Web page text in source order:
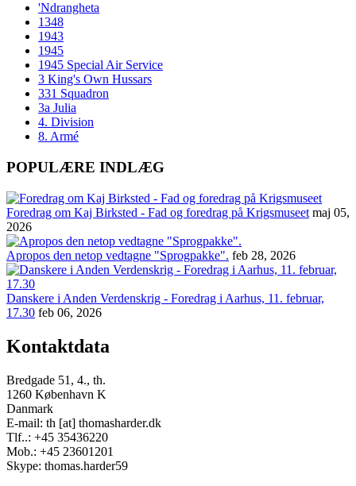
'Ndrangheta
1348
1943
1945
1945 Special Air Service
3 King's Own Hussars
331 Squadron
3a Julia
4. Division
8. Armé
POPULÆRE INDLÆG
Foredrag om Kaj Birksted - Fad og foredrag på Krigsmuseet maj 05,
2026
Apropos den netop vedtagne "Sprogpakke". feb 28, 2026
Danskere i Anden Verdenskrig - Foredrag i Aarhus, 11. februar,
17.30 feb 06, 2026
Kontaktdata
Bredgade 51, 4., th.
1260 København K
Danmark
E-mail: th [at] thomasharder.dk
Tlf..: +45 35436220
Mob.: +45 23601201
Skype: thomas.harder59